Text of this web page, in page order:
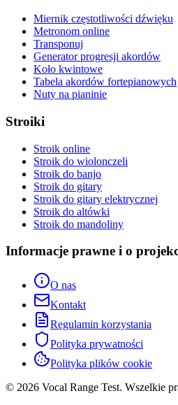
Miernik częstotliwości dźwięku
Metronom online
Transponuj
Generator progresji akordów
Koło kwintowe
Tabela akordów fortepianowych
Nuty na pianinie
Stroiki
Stroik online
Stroik do wiolonczeli
Stroik do banjo
Stroik do gitary
Stroik do gitary elektrycznej
Stroik do altówki
Stroik do mandoliny
Informacje prawne i o
O nas
Kontakt
Regulamin korzystania
Polityka prywatności
Polityka plików cookie
© 2026 Vocal Range Test. Wszelkie